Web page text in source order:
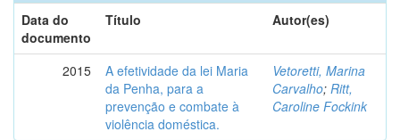
Data do
documento
Título Autor(es)
2015
A efetividade da lei Maria
da Penha, para a
prevenção e combate à
violência doméstica.
Vetoretti, Marina
Carvalho; Ritt,
Caroline Fockink